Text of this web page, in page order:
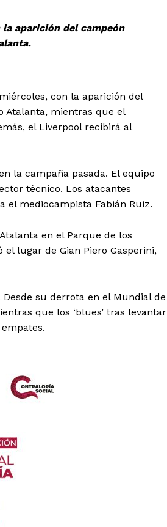
aparición del campeón
con la aparición del
Atalanta, mientras que el
el Liverpool recibirá al
la campaña pasada. El equipo
técnico. Los atacantes
el mediocampista Fabián Ruiz.
en el Parque de los
lugar de Gian Piero Gasperini,
su derrota en el Mundial de
que los ‘blues’ tras levantar